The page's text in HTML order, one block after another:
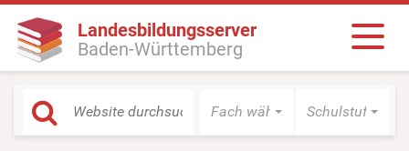
Landesbildungsserver
Baden-Württemberg
Fach wählen Schulstufe